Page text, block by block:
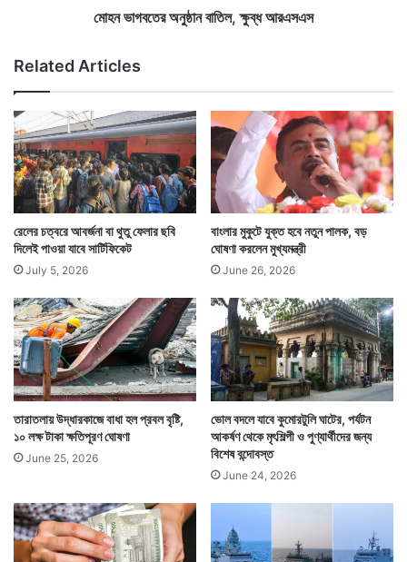
ল
বা
তি
ল
,
ক্ষু
ব্ধ
আ
এ
স
এ
মোহন ভাগবতের অনুষ্ঠান বাতিল, ক্ষুব্ধ আরএসএস
Related Articles
রেলের চত্বরে আবর্জনা বা থুতু ফেলার ছবি
দিলেই পাওয়া যাবে সার্টিফিকেট
July 5, 2026
বাংলার মুকুটে যুক্ত হবে নতুন পালক, বড়
ঘোষণা করলেন মুখ্যমন্ত্রী
June 26, 2026
তারাতলায় উদ্ধারকাজে বাধা হল প্রবল বৃষ্টি,
১০ লক্ষ টাকা ক্ষতিপূরণ ঘোষণা
June 25, 2026
ভোল বদলে যাবে কুমোরটুলি ঘাটের, পর্যটন
আকর্ষণ থেকে মৃৎশিল্পী ও পুণ্যার্থীদের জন্য
বিশেষ বন্দোবস্ত
June 24, 2026